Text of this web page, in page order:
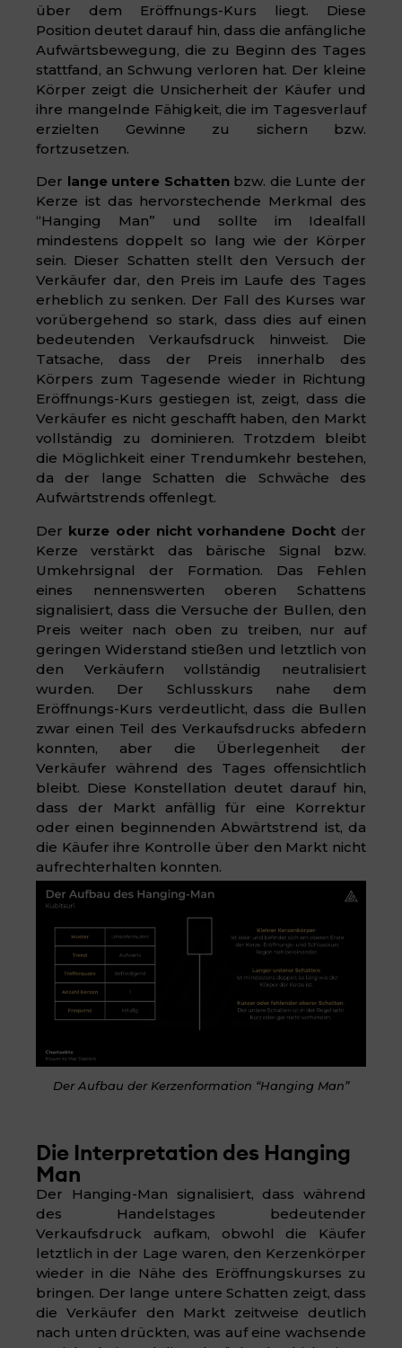
über dem Eröffnungs-Kurs liegt. Diese
Position deutet darauf hin, dass die anfängliche
Aufwärtsbewegung, die zu Beginn des Tages
stattfand, an Schwung verloren hat. Der kleine
Körper zeigt die Unsicherheit der Käufer und
ihre mangelnde Fähigkeit, die im Tagesverlauf
erzielten Gewinne zu sichern bzw.
fortzusetzen.
Der lange untere Schattenbzw. die Lunte der
Kerze ist das hervorstechende Merkmal des
“Hanging Man” und sollte im Idealfall
mindestens doppelt so lang wie der Körper
sein. Dieser Schatten stellt den Versuch der
Verkäufer dar, den Preis im Laufe des Tages
erheblich zu senken. Der Fall des Kurses war
vorübergehend so stark, dass dies auf einen
bedeutenden Verkaufsdruck hinweist. Die
Tatsache, dass der Preis innerhalb des
Körpers zum Tagesende wieder in Richtung
Eröffnungs-Kurs gestiegen ist, zeigt, dass die
Verkäufer es nicht geschafft haben, den Markt
vollständig zu dominieren. Trotzdem bleibt
die Möglichkeit einer Trendumkehr bestehen,
da der lange Schatten die Schwäche des
Aufwärtstrends offenlegt.
Der kurze oder nicht vorhandene Dochtder
Kerze verstärkt das bärische Signal bzw.
Umkehrsignal der Formation. Das Fehlen
eines nennenswerten oberen Schattens
signalisiert, dass die Versuche der Bullen, den
Preis weiter nach oben zu treiben, nur auf
geringen Widerstand stießen und letztlich von
den Verkäufern vollständig neutralisiert
wurden. Der Schlusskurs nahe dem
Eröffnungs-Kurs verdeutlicht, dass die Bullen
zwar einen Teil des Verkaufsdrucks abfedern
konnten, aber die Überlegenheit der
Verkäufer während des Tages offensichtlich
bleibt. Diese Konstellation deutet darauf hin,
dass der Markt anfällig für eine Korrektur
oder einen beginnenden Abwärtstrend ist, da
die Käufer ihre Kontrolle über den Markt nicht
aufrechterhalten konnten.
Der Aufbau der Kerzenformation “Hanging Man”
Die Interpretation des Hanging
Man
Der Hanging-Man signalisiert, dass während
des Handelstages bedeutender
Verkaufsdruck aufkam, obwohl die Käufer
letztlich in der Lage waren, den Kerzenkörper
wieder in die Nähe des Eröffnungskurses zu
bringen. Der lange untere Schatten zeigt, dass
die Verkäufer den Markt zeitweise deutlich
nach unten drückten, was auf eine wachsende